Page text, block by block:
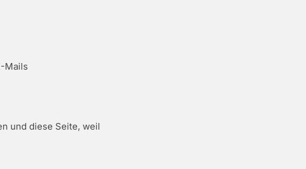
Mails
und diese Seite, weil